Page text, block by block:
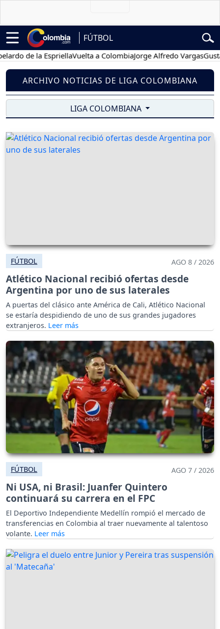
FÚTBOL
de la EspriellaVuelta a ColombiaJorge Alfredo VargasGustavo
ARCHIVO NOTICIAS DE LIGA COLOMBIANA
LIGA COLOMBIANA
FÚTBOL AGO 8 / 2026
Atlético Nacional recibió ofertas desde
Argentina por uno de sus laterales
A puertas del clásico ante América de Cali, Atlético Nacional
se estaría despidiendo de uno de sus grandes jugadores
extranjeros.
FÚTBOL AGO 7 / 2026
Ni USA, ni Brasil: Juanfer Quintero
continuará su carrera en el FPC
El Deportivo Independiente Medellín rompió el mercado de
transferencias en Colombia al traer nuevamente al talentoso
volante.